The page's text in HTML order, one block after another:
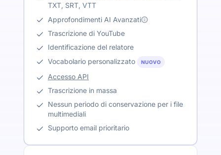
TXT, SRT, VTT
Approfondimenti AI Avanzati
Trascrizione di YouTube
Identificazione del relatore
Vocabolario personalizzato
NUOVO
Accesso API
Trascrizione in massa
Nessun periodo di conservazione per i file
multimediali
Supporto email prioritario